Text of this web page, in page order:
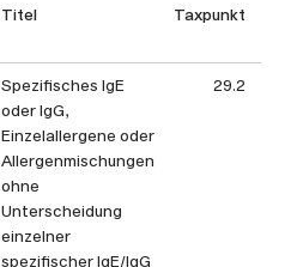
Titel Taxpunkt
Spezifisches IgE
oder IgG,
Einzelallergene oder
Allergenmischungen
ohne
Unterscheidung
einzelner
spezifischer IgE/IgG
29.2